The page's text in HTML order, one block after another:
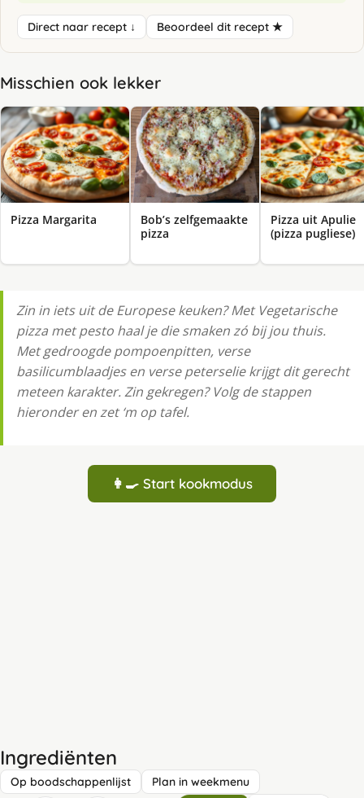
Direct naar recept ↓ Beoordeel dit recept ★
Misschien ook lekker
Pizza Margarita
Bob’s zelfgemaakte
pizza
Pizza uit Apulie
(pizza pugliese)
Zin in iets uit de Europese keuken? Met Vegetarische
pizza met pesto haal je die smaken zó bij jou thuis.
Met gedroogde pompoenpitten, verse
basilicumblaadjes en verse peterselie krijgt dit gerecht
meteen karakter. Zin gekregen? Volg de stappen
hieronder en zet ‘m op tafel.
👩‍🍳 Start kookmodus
Ingrediënten
Op boodschappenlijst Plan in weekmenu